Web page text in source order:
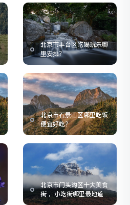
北京市丰台区吃喝玩乐哪
里安排？
北京市石景山区哪里吃饭
便宜好吃？
北京市门头沟区十大美食
街 ，小吃街哪里最地道